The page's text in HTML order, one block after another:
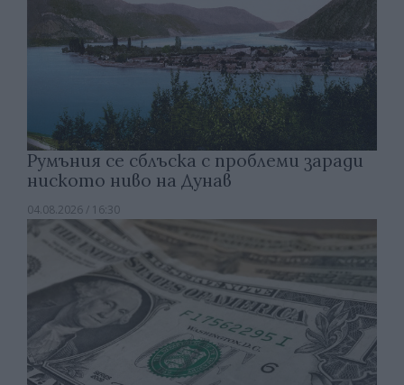
Румъния се сблъска с проблеми заради
ниското ниво на Дунав
04.08.2026 / 16:30